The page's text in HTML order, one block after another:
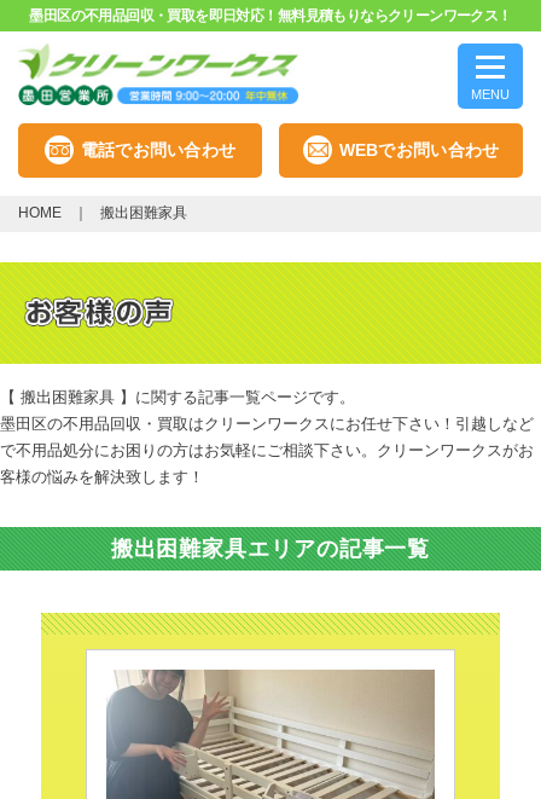
墨田区の不用品回収・買取を即日対応！無料見積もりならクリーンワークス！
MENU
電話でお問い合わせ WEBでお問い合わせ
HOME 搬出困難家具
【 搬出困難家具 】に関する記事一覧ページです。
墨田区の不用品回収・買取はクリーンワークスにお任せ下さい！引越しなど
で不用品処分にお困りの方はお気軽にご相談下さい。クリーンワークスがお
客様の悩みを解決致します！
搬出困難家具エリアの記事一覧